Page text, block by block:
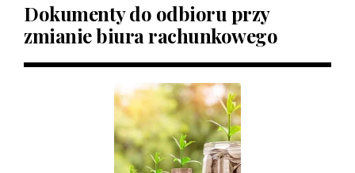
Dokumenty do odbioru przy
zmianie biura rachunkowego